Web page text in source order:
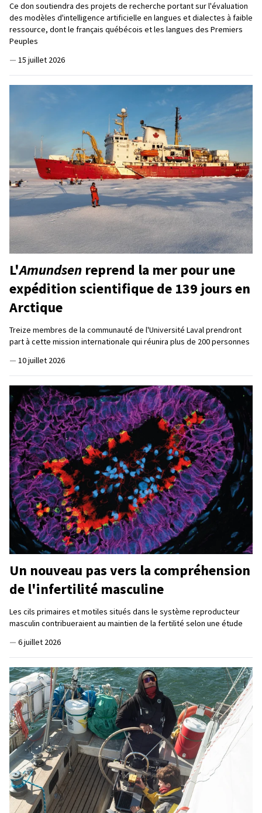
Ce don soutiendra des projets de recherche portant sur l'évaluation
des modèles d'intelligence artificielle en langues et dialectes à faible
ressource, dont le français québécois et les langues des Premiers
Peuples
— 15 juillet 2026
L'Amundsen reprend la mer pour une
expédition scientifique de 139 jours en
Arctique
Treize membres de la communauté de l'Université Laval prendront
part à cette mission internationale qui réunira plus de 200 personnes
— 10 juillet 2026
Un nouveau pas vers la compréhension
de l'infertilité masculine
Les cils primaires et motiles situés dans le système reproducteur
masculin contribueraient au maintien de la fertilité selon une étude
— 6 juillet 2026